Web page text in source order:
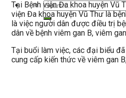
Tại Bệnh viện Đa khoa huyện Vũ
viện Đa khoa huyện Vũ Thư là
là việc người dân được điều trị
dân về bệnh viêm gan B, viêm
Tại buổi làm việc, các đại biểu
cung cấp kiến thức về viêm gan